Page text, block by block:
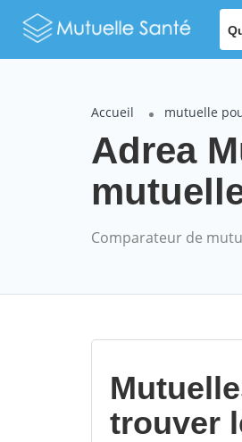
Accueil mutuelle
Adrea
Comparateur de
trouver